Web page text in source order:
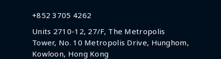
+852 3705 4262
Units 2710-12, 27/F, The Metropolis
Tower, No. 10 Metropolis Drive, Hunghom,
Kowloon, Hong Kong